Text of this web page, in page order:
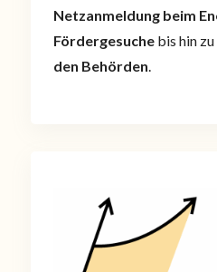
Netzanmeldung beim
Fördergesuchebis hin zu
den Behörden.